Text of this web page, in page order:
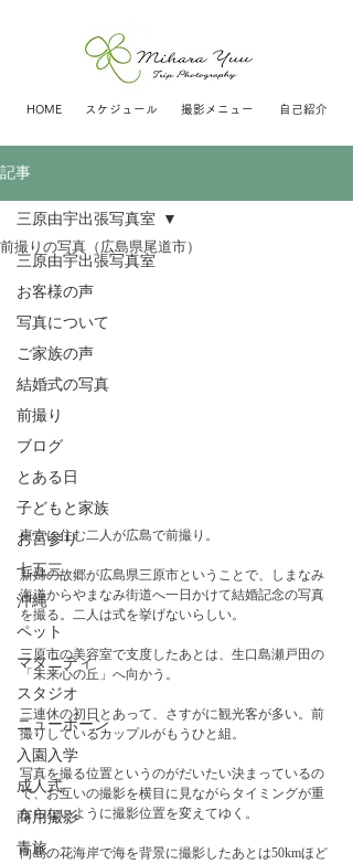
HOME スケジュール 撮影メニュー 自己紹介
記事
三原由宇出張写真室
お客様の声
写真について
ご家族の声
結婚式の写真
前撮り
ブログ
とある日
子どもと家族
お宮参り
七五三
沖縄
ペット
マタニティ
スタジオ
ニューボーン
入園入学
成人式
商用撮影
青旅
三原由宇出張写真室
前撮りの写真（広島県尾道市）
東京に住む二人が広島で前撮り。
新婦の故郷が広島県三原市ということで、しまなみ
海道からやまなみ街道へ一日かけて結婚記念の写真
を撮る。二人は式を挙げないらしい。
三原市の美容室で支度したあとは、生口島瀬戸田の
「未来心の丘」へ向かう。
三連休の初日とあって、さすがに観光客が多い。前
撮りしているカップルがもうひと組。
写真を撮る位置というのがだいたい決まっているの
で、お互いの撮影を横目に見ながらタイミングが重
ならないように撮影位置を変えてゆく。
向島の花海岸で海を背景に撮影したあとは50kmほど